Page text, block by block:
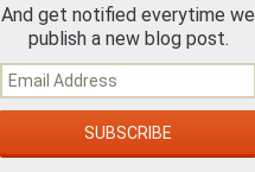
And get notified everytime we
publish a new blog post.